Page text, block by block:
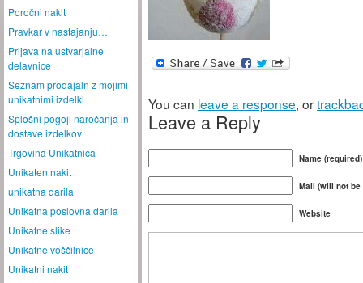
Poročni nakit
Pravkar v nastajanju…
Prijava na ustvarjalne
delavnice
Seznam prodajaln z mojimi
unikatnimi izdelki
Splošni pogoji naročanja in
dostave izdelkov
Trgovina Unikatnica
Unikaten nakit
unikatna darila
Unikatna poslovna darila
Unikatne slike
Unikatne voščilnice
Unikatni nakit
You can leave a response, or
Leave a Reply
Name (required)
Mail (will not
Website